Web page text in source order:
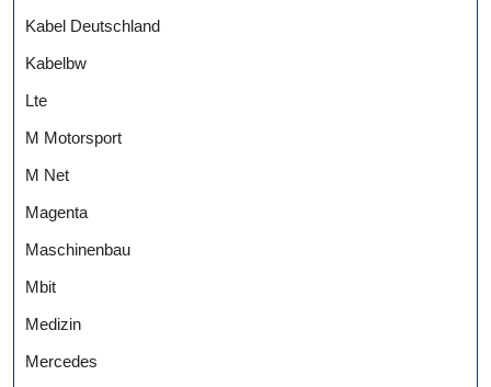
Kabel Deutschland
Kabelbw
Lte
M Motorsport
M Net
Magenta
Maschinenbau
Mbit
Medizin
Mercedes